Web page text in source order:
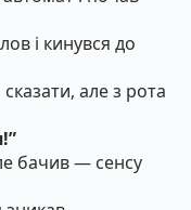
і кинувся до
але з рота
бачив — сенсу